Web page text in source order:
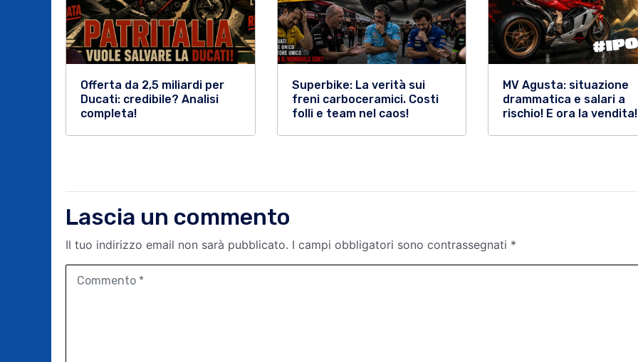
Offerta da 2,5 miliardi per
Ducati: credibile? Analisi
completa!
Superbike: La verità sui
freni carboceramici. Costi
folli e team nel caos!
MV Agusta: situazione
drammatica e salari a
rischio! E ora la vendita!
Lascia un commento
Il tuo indirizzo email non sarà pubblicato. I campi obbligatori sono contrassegnati *